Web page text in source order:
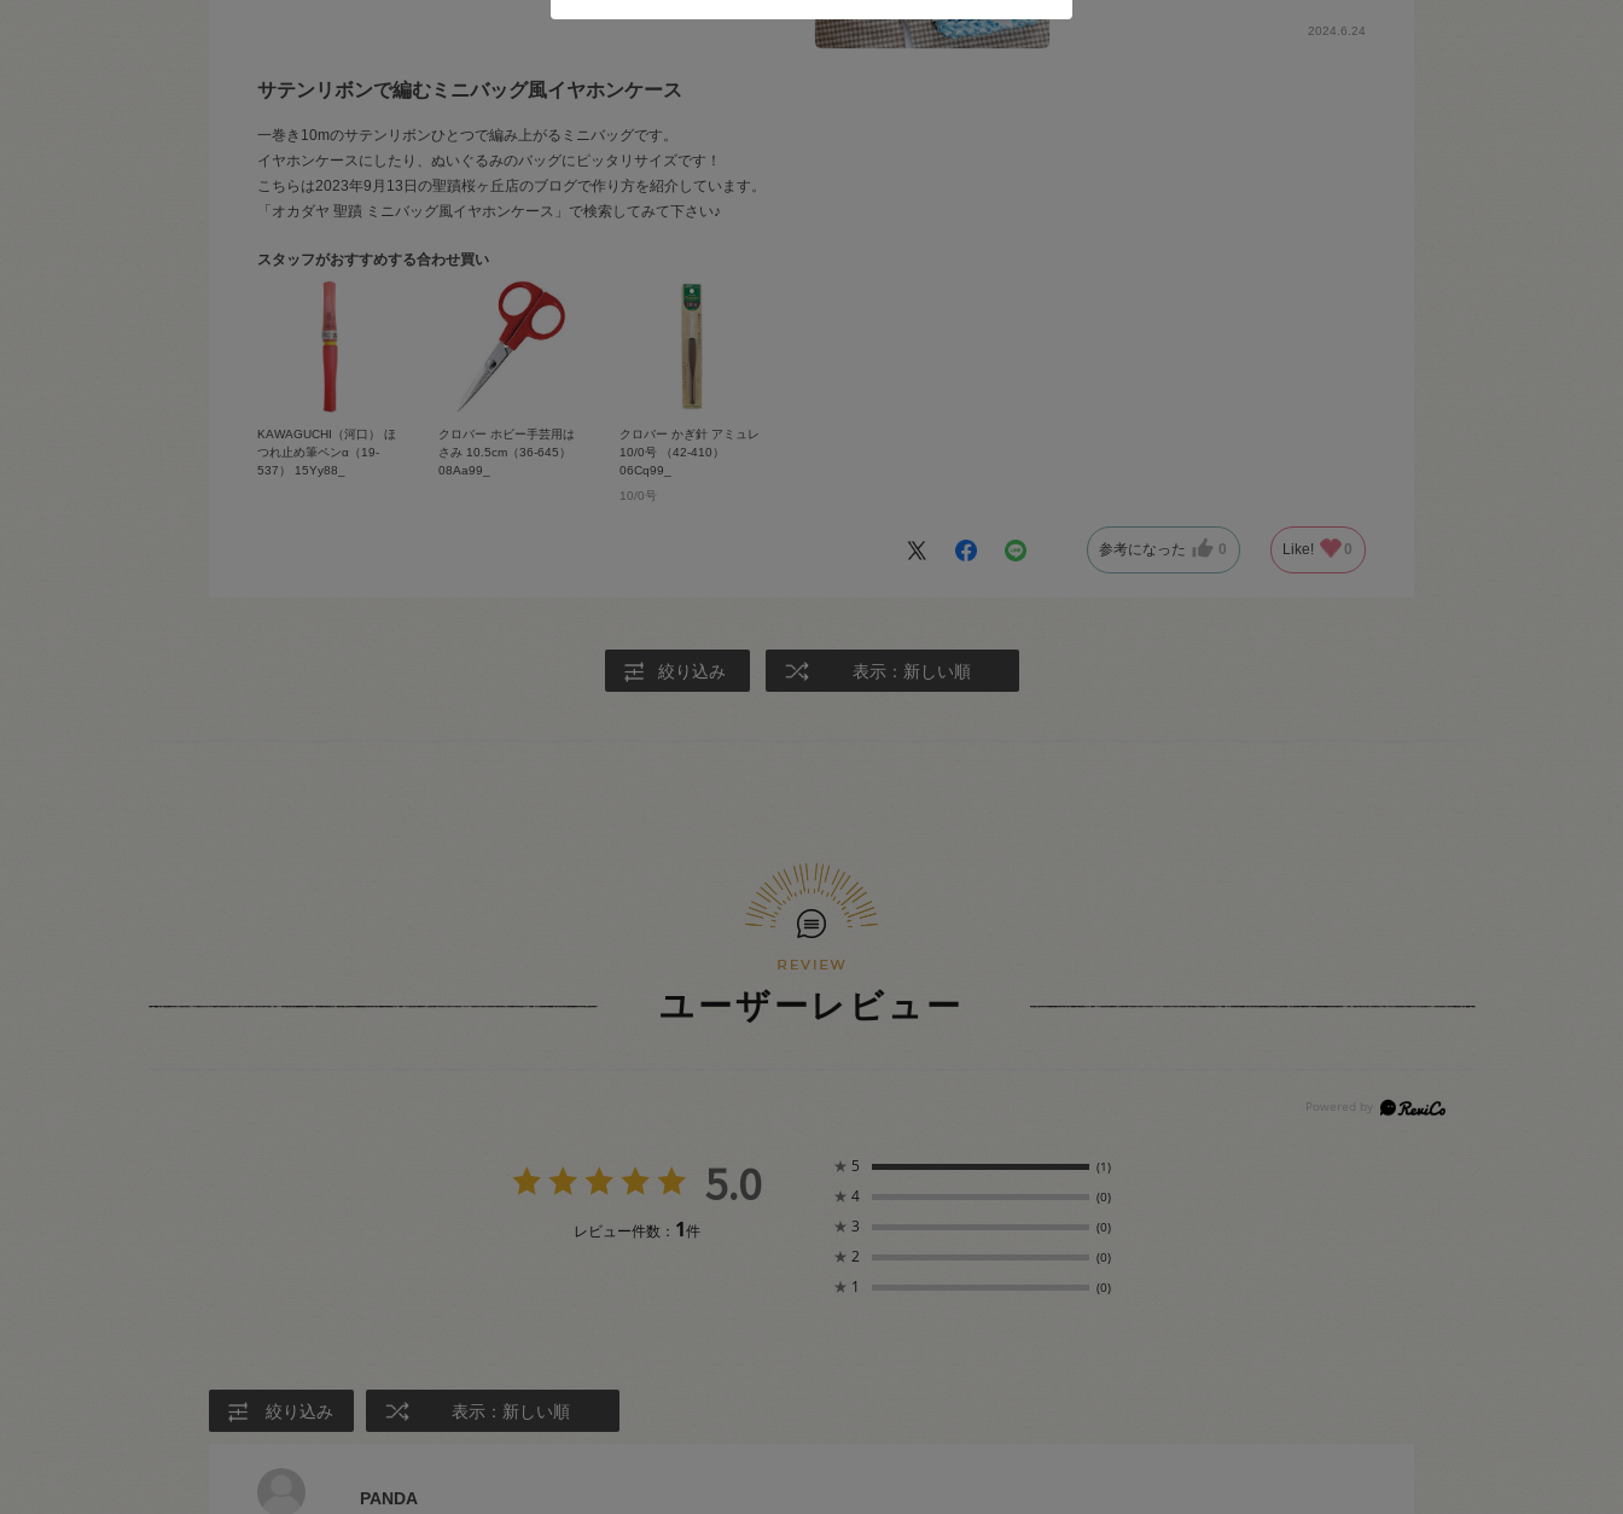
2024.6.24
サテンリボンで編むミニバッグ風イヤホンケース
一巻き10mのサテンリボンひとつで編み上がるミニバッグです。
イヤホンケースにしたり、ぬいぐるみのバッグにピッタリサイズです！
こちらは2023年9月13日の聖蹟桜ヶ丘店のブログで作り方を紹介しています。
「オカダヤ 聖蹟 ミニバッグ風イヤホンケース」で検索してみて下さい♪
スタッフがおすすめする合わせ買い
KAWAGUCHI（河口） ほ
つれ止め筆ペンα（19-
537） 15Yy88_
クロバー ホビー手芸用は
さみ 10.5cm（36-645）
08Aa99_
クロバー かぎ針 アミュレ
10/0号 （42-410）
06Cq99_
10/0号
参考になった 0 Like! 0
絞り込み 表示：新しい順
ユーザーレビュー
5.0
レビュー件数： 1件
★ 5 (1)
★ 4 (0)
★ 3 (0)
★ 2 (0)
★ 1 (0)
絞り込み 表示：新しい順
PANDA